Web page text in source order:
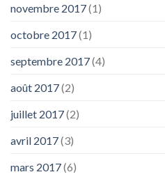
novembre 2017(1)
octobre 2017(1)
septembre 2017(4)
août 2017(2)
juillet 2017(2)
avril 2017(3)
mars 2017(6)